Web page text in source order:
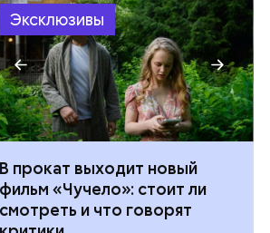
Эксклюзивы
В прокат выходит новый
фильм «Чучело»: стоит ли
смотреть и что говорят